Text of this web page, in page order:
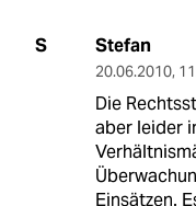
S Stefan
20.06.2010,
Die
aber leider
Einsätzen.